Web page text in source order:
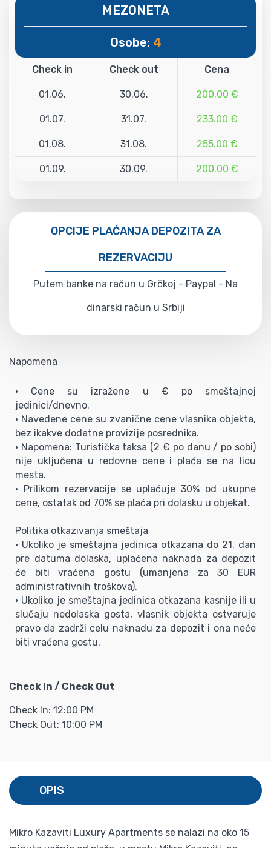
MEZONETA
Osobe: 4
Check in Check out Cena
01.06. 30.06. 200.00 €
01.07. 31.07. 233.00 €
01.08. 31.08. 255.00 €
01.09. 30.09. 200.00 €
OPCIJE PLAĆANJA DEPOZITA ZA
REZERVACIJU
Putem banke na račun u Grčkoj - Paypal - Na
dinarski račun u Srbiji
Napomena
• Cene su izražene u € po smeštajnoj
jedinici/dnevno.
• Navedene cene su zvanične cene vlasnika objekta,
bez ikakve dodatne provizije posrednika.
• Napomena: Turistička taksa (2 € po danu / po sobi)
nije uključena u redovne cene i plaća se na licu
mesta.
• Prilikom rezervacije se uplaćuje 30% od ukupne
cene, ostatak od 70% se plaća pri dolasku u objekat.
Politika otkazivanja smeštaja
• Ukoliko je smeštajna jedinica otkazana do 21. dan
pre datuma dolaska, uplaćena naknada za depozit
će biti vraćena gostu (umanjena za 30 EUR
administrativnih troškova).
• Ukoliko je smeštajna jedinica otkazana kasnije ili u
slučaju nedolaska gosta, vlasnik objekta ostvaruje
pravo da zadrži celu naknadu za depozit i ona neće
biti vraćena gostu.
Check In / Check Out
Check In: 12:00 PM
Check Out: 10:00 PM
OPIS
Mikro Kazaviti Luxury Apartments se nalazi na oko 15